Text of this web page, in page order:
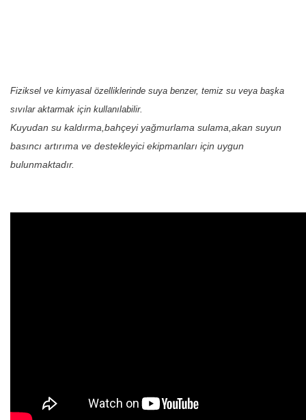
Fiziksel ve kimyasal özelliklerinde suya benzer, temiz su veya başka
sıvılar aktarmak için kullanılabilir.
Kuyudan su kaldırma,bahçeyi yağmurlama sulama,akan suyun
basıncı artırıma ve destekleyici ekipmanları için uygun
bulunmaktadır.